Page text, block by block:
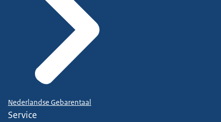
Nederlandse Gebarentaal
Service